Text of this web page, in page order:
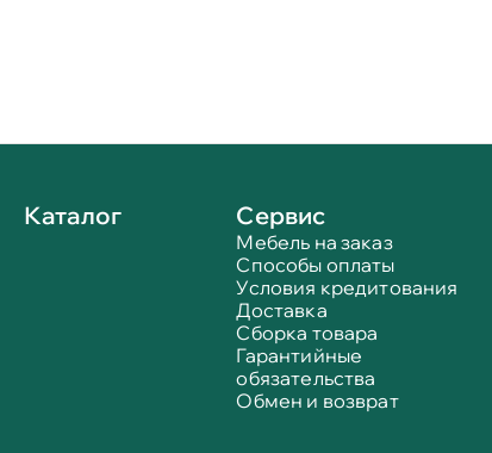
Каталог Сервис
Мебель на заказ
Способы оплаты
Условия кредитования
Доставка
Сборка товара
Гарантийные
обязательства
Обмен и возврат